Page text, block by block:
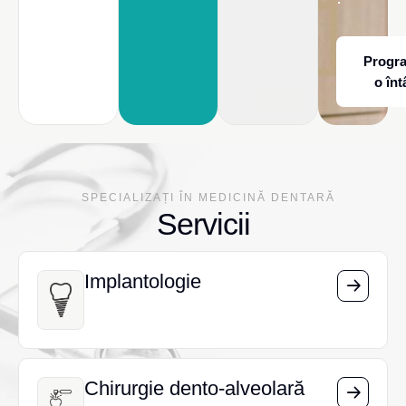
o
SPECIALIZAȚI ÎN MEDICINĂ DENTARĂ
Servicii
Implantologie
Implantologie
Chirurgie dento-alveolară
Chirurgie dento-alveolară